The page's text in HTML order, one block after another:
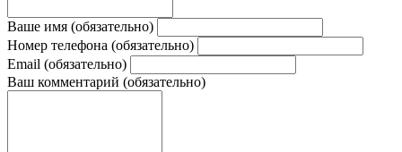
Ваше имя (обязательно)
Номер телефона (обязательно)
Email (обязательно)
Ваш комментарий (обязательно)